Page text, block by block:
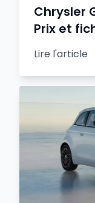
Chrysler
Prix et
Lire l'article